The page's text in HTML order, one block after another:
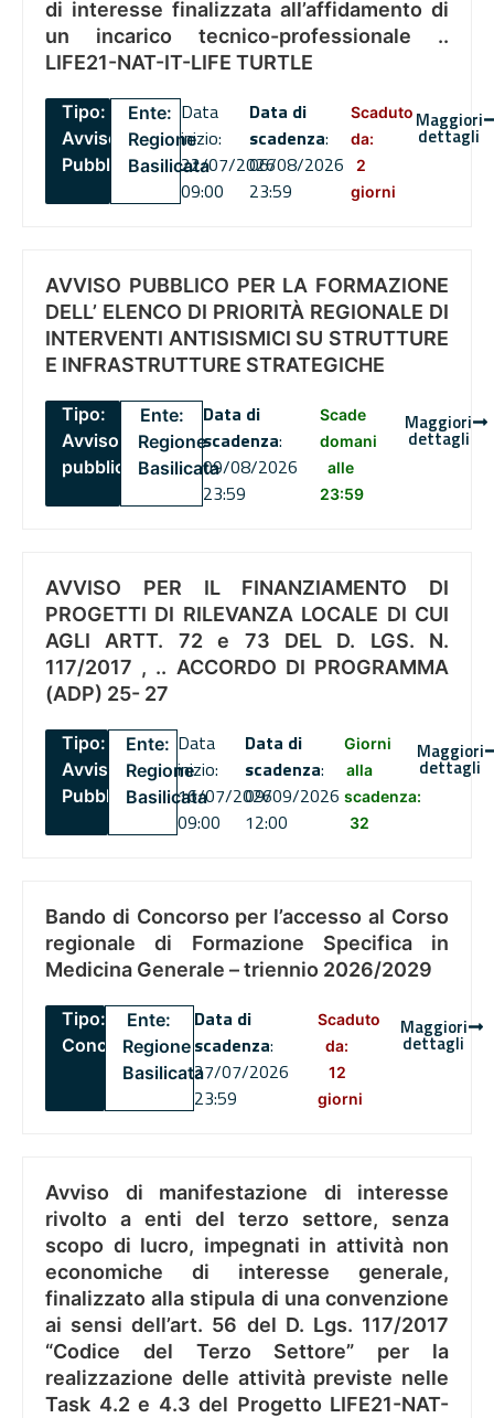
di interesse finalizzata all’affidamento di
un incarico tecnico-professionale ..
LIFE21-NAT-IT-LIFE TURTLE
Tipo:
Avviso
Pubblico
Ente:
Regione
Basilicata
Data
inizio:
22/07/2026
09:00
Data di
scadenza:
06/08/2026
23:59
Scaduto
da:
2
giorni
Maggiori
dettagli
AVVISO PUBBLICO PER LA FORMAZIONE
DELL’ ELENCO DI PRIORITÀ REGIONALE DI
INTERVENTI ANTISISMICI SU STRUTTURE
E INFRASTRUTTURE STRATEGICHE
Tipo:
Avviso
pubblico
Ente:
Regione
Basilicata
Data di
scadenza:
09/08/2026
23:59
Scade
domani
alle
23:59
Maggiori
dettagli
AVVISO PER IL FINANZIAMENTO DI
PROGETTI DI RILEVANZA LOCALE DI CUI
AGLI ARTT. 72 e 73 DEL D. LGS. N.
117/2017 , .. ACCORDO DI PROGRAMMA
(ADP) 25- 27
Tipo:
Avviso
Pubblico
Ente:
Regione
Basilicata
Data
inizio:
16/07/2026
09:00
Data di
scadenza:
09/09/2026
12:00
Giorni
alla
scadenza:
32
Maggiori
dettagli
Bando di Concorso per l’accesso al Corso
regionale di Formazione Specifica in
Medicina Generale – triennio 2026/2029
Tipo:
Concorsi
Ente:
Regione
Basilicata
Data di
scadenza:
27/07/2026
23:59
Scaduto
da:
12
giorni
Maggiori
dettagli
Avviso di manifestazione di interesse
rivolto a enti del terzo settore, senza
scopo di lucro, impegnati in attività non
economiche di interesse generale,
finalizzato alla stipula di una convenzione
ai sensi dell’art. 56 del D. Lgs. 117/2017
“Codice del Terzo Settore” per la
realizzazione delle attività previste nelle
Task 4.2 e 4.3 del Progetto LIFE21-NAT-